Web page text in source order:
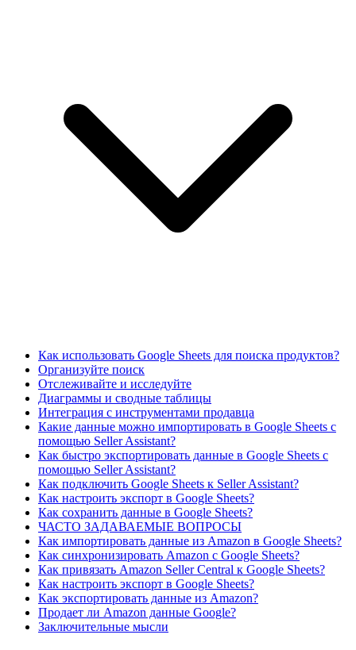
Как использовать Google Sheets для поиска продуктов?
Организуйте поиск
Отслеживайте и исследуйте
Диаграммы и сводные таблицы
Интеграция с инструментами продавца
Какие данные можно импортировать в Google Sheets с
помощью Seller Assistant?
Как быстро экспортировать данные в Google Sheets с
помощью Seller Assistant?
Как подключить Google Sheets к Seller Assistant?
Как настроить экспорт в Google Sheets?
Как сохранить данные в Google Sheets?
ЧАСТО ЗАДАВАЕМЫЕ ВОПРОСЫ
Как импортировать данные из Amazon в Google Sheets?
Как синхронизировать Amazon с Google Sheets?
Как привязать Amazon Seller Central к Google Sheets?
Как настроить экспорт в Google Sheets?
Как экспортировать данные из Amazon?
Продает ли Amazon данные Google?
Заключительные мысли